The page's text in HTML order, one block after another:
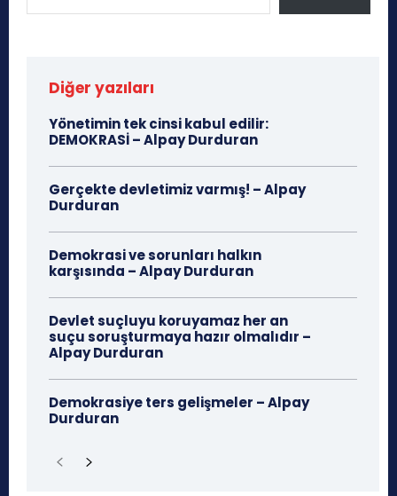
Diğer yazıları
Yönetimin tek cinsi kabul edilir:
DEMOKRASİ – Alpay Durduran
Gerçekte devletimiz varmış! – Alpay
Durduran
Demokrasi ve sorunları halkın
karşısında – Alpay Durduran
Devlet suçluyu koruyamaz her an
suçu soruşturmaya hazır olmalıdır –
Alpay Durduran
Demokrasiye ters gelişmeler – Alpay
Durduran